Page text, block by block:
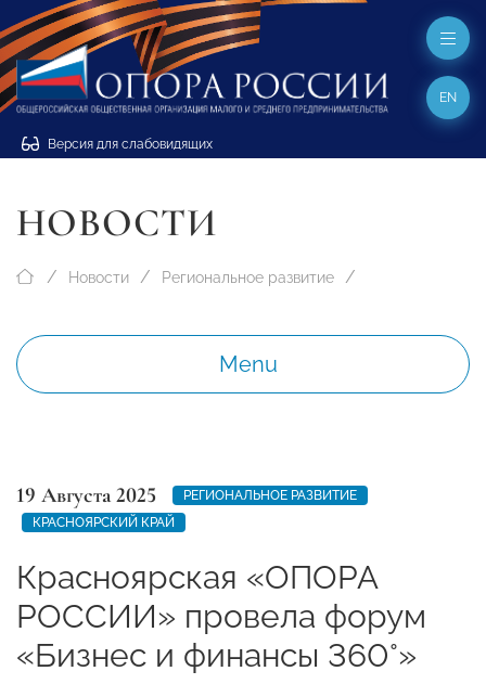
Версия для слабовидящих
EN
НОВОСТИ
Новости Региональное развитие
Menu
19 Августа 2025
РЕГИОНАЛЬНОЕ РАЗВИТИЕ
КРАСНОЯРСКИЙ КРАЙ
Красноярская «ОПОРА
РОССИИ» провела форум
«Бизнес и финансы 360°»